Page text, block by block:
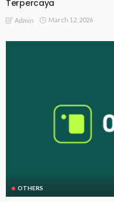
Terpercaya
Admin March 12, 2026
OTHERS